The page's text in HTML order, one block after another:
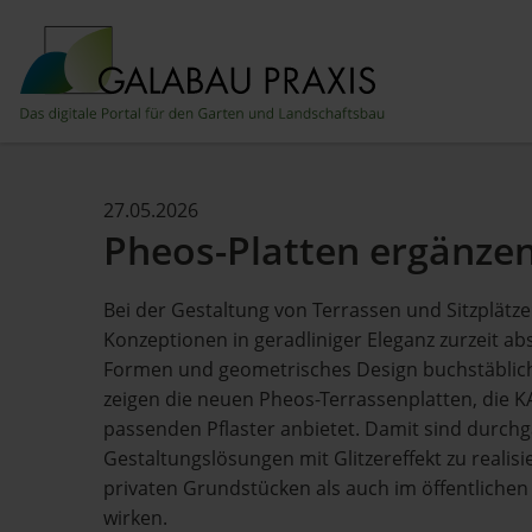
27.05.2026
Pheos-Platten
Bei der Gestaltung von Terrassen und
Konzeptionen in geradliniger Eleganz zurzeit
Formen und geometrisches Design
zeigen die neuen Pheos-Terrassenplatten, die
passenden Pflaster anbietet. Damit sind
Gestaltungslösungen mit Glitzereffekt zu
privaten Grundstücken als auch im
wirken.